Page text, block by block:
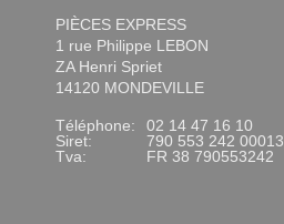
PIÈCES EXPRESS
1 rue Philippe LEBON
ZA Henri Spriet
14120 MONDEVILLE
Téléphone:
02 14 47 16 10
Siret:
790 553 242 00013
Tva:
FR 38 790553242